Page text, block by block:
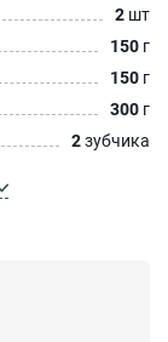
2 шт
150 г
150 г
300 г
2зубчика